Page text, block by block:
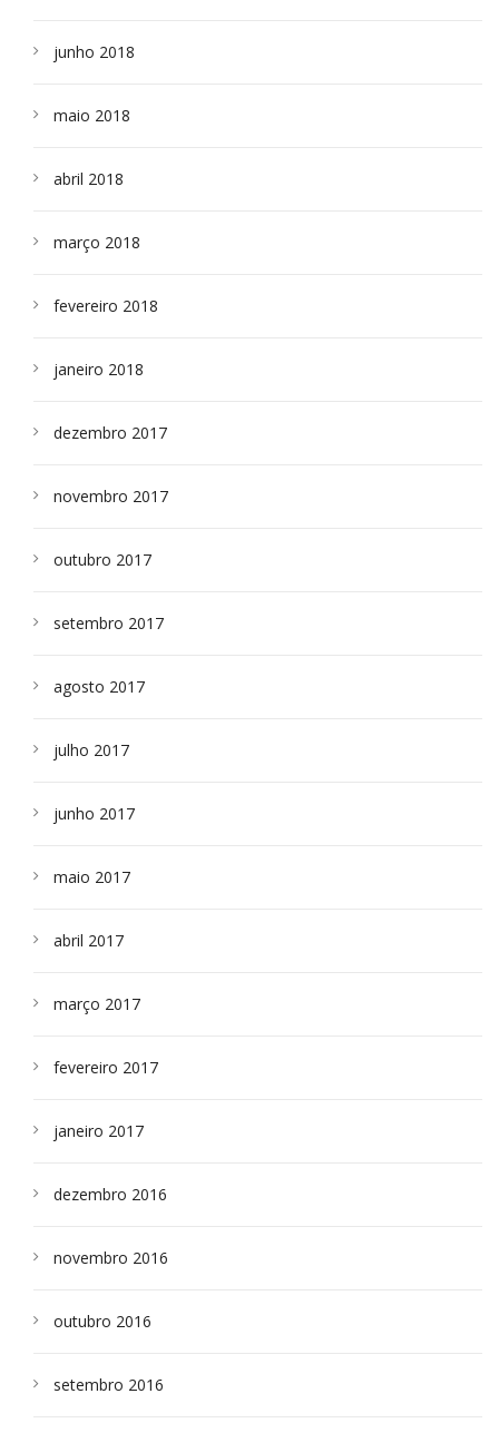
junho 2018
maio 2018
abril 2018
março 2018
fevereiro 2018
janeiro 2018
dezembro 2017
novembro 2017
outubro 2017
setembro 2017
agosto 2017
julho 2017
junho 2017
maio 2017
abril 2017
março 2017
fevereiro 2017
janeiro 2017
dezembro 2016
novembro 2016
outubro 2016
setembro 2016